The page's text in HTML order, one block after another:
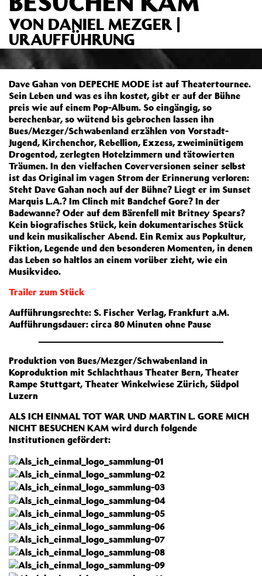
VON DANIEL MEZGER |
URAUFFÜHRUNG
Dave Gahan von DEPECHE MODE ist auf Theatertournee.
Sein Leben und was es ihn kostet, gibt er auf der Bühne
preis wie auf einem Pop-Album. So eingängig, so
berechenbar, so wütend bis gebrochen lassen ihn
Bues/Mezger/Schwabenland erzählen von Vorstadt-
Jugend, Kirchenchor, Rebellion, Exzess, zweiminütigem
Drogentod, zerlegten Hotelzimmern und tätowierten
Träumen. In den vielfachen Coverversionen seiner selbst
ist das Original im vagen Strom der Erinnerung verloren:
Steht Dave Gahan noch auf der Bühne? Liegt er im Sunset
Marquis L.A.? Im Clinch mit Bandchef Gore? In der
Badewanne? Oder auf dem Bärenfell mit Britney Spears?
Kein biografisches Stück, kein dokumentarisches Stück
und kein musikalischer Abend. Ein Remix aus Popkultur,
Fiktion, Legende und den besonderen Momenten, in denen
das Leben so haltlos an einem vorüber zieht, wie ein
Musikvideo.
Trailer zum Stück
Aufführungsrechte: S. Fischer Verlag, Frankfurt a.M.
Aufführungsdauer: circa 80 Minuten ohne Pause
Produktion von Bues/Mezger/Schwabenland in
Koproduktion mit Schlachthaus Theater Bern, Theater
Rampe Stuttgart, Theater Winkelwiese Zürich, Südpol
Luzern
ALS ICH EINMAL TOT WAR UND MARTIN L. GORE MICH
NICHT BESUCHEN KAM wird durch folgende
Institutionen gefördert: